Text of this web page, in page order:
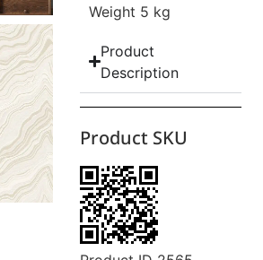
Weight 5 kg
Product
Description
Product SKU